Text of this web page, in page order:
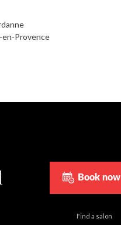
en-Provence
Book now
Find a salon